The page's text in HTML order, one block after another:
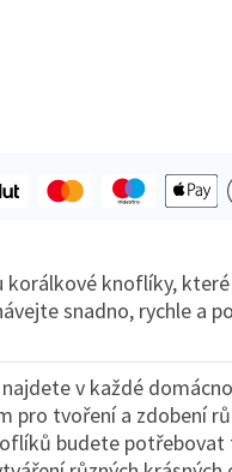
korálkové knoflíky,
snadno, rychle a
v každé
pro tvoření a zdobení
budete potřebovat